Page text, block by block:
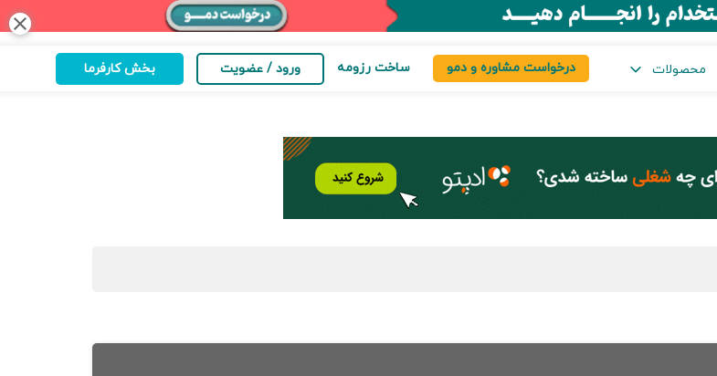
close
محصولات درخواست مشاوره و دمو ساخت رزومه ورود / عضویت بخش کارفرما